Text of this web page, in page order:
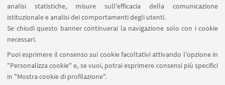
analisi statistiche, misure sull'efficacia della comunicazione
istituzionale e analisi dei comportamenti degli utenti.
Se chiudi questo banner continuerai la navigazione solo con i cookie
necessari.
Puoi esprimere il consenso sui cookie facoltativi attivando l'opzione in
"Personalizza cookie" e, se vuoi, potrai esprimere consensi più specifici
in "Mostra cookie di profilazione".
Iniziativa Dipartimenti di Eccellenza MIUR
L. 232 del 01/12/2016